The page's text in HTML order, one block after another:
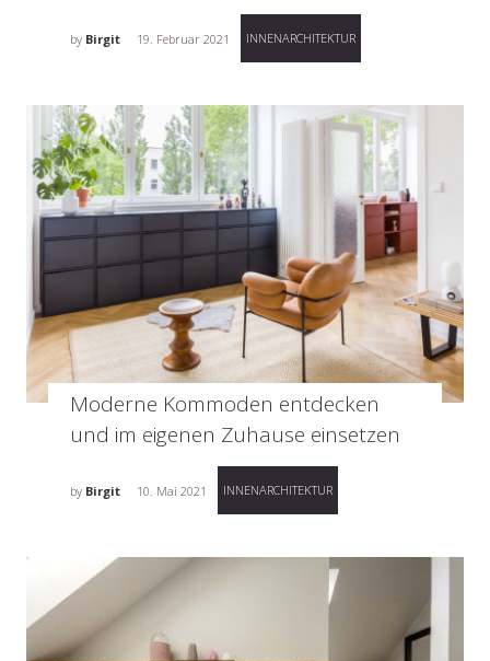
by Birgit 19. Februar 2021 INNENARCHITEKTUR
Moderne Kommoden entdecken
und im eigenen Zuhause einsetzen
by Birgit 10. Mai 2021 INNENARCHITEKTUR